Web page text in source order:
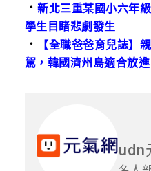
．新北三重某國小六年
學生目睹悲劇發生
．
【全職爸爸育兒誌】
駕，韓國濟州島適合放
udn